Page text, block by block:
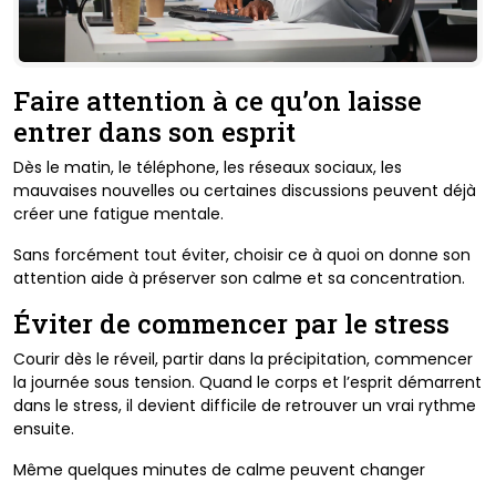
Faire attention à ce qu’on laisse
entrer dans son esprit
Dès le matin, le téléphone, les réseaux sociaux, les
mauvaises nouvelles ou certaines discussions peuvent déjà
créer une fatigue mentale.
Sans forcément tout éviter, choisir ce à quoi on donne son
attention aide à préserver son calme et sa concentration.
Éviter de commencer par le stress
Courir dès le réveil, partir dans la précipitation, commencer
la journée sous tension. Quand le corps et l’esprit démarrent
dans le stress, il devient difficile de retrouver un vrai rythme
ensuite.
Même quelques minutes de calme peuvent changer